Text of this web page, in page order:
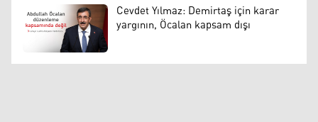
Cevdet Yılmaz: Demirtaş için karar
yargının, Öcalan kapsam dışı